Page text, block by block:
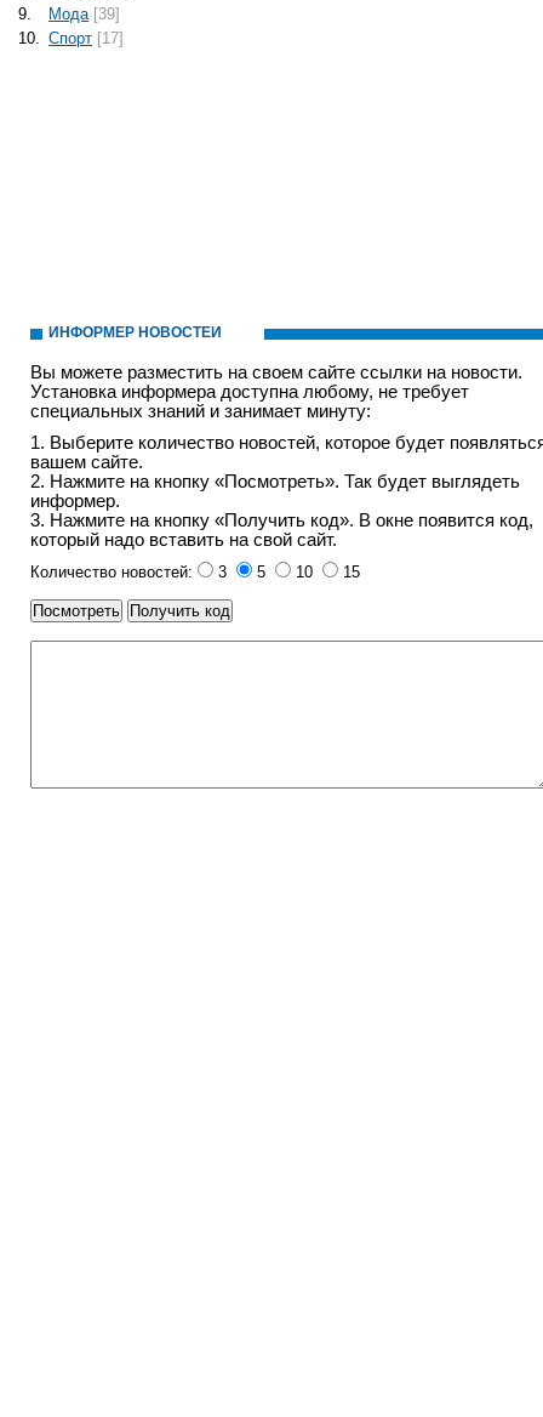
9.
Мода [39]
10. Спорт [17]
ИНФОРМЕР НОВОСТЕЙ
Вы можете разместить на своем сайте ссылки на новости.
Установка информера доступна любому, не требует
специальных знаний и занимает минуту:
1. Выберите количество новостей, которое будет
вашем сайте.
2. Нажмите на кнопку «Посмотреть». Так будет выглядеть
информер.
3. Нажмите на кнопку «Получить код». В окне появится код,
который надо вставить на свой сайт.
Количество новостей: 3 5 10 15